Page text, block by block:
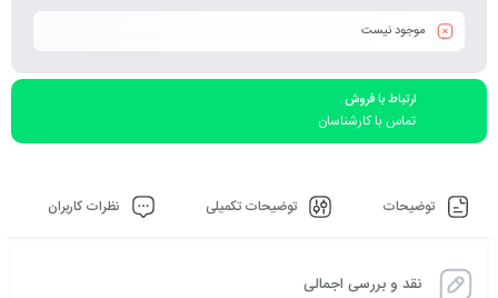
موجود نیست
ارتباط با فروش
تماس با کارشناسان
توضیحات توضیحات تکمیلی نظرات کاربران
نقد و بررسی اجمالی